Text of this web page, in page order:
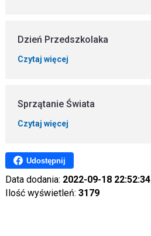
Dzień Przedszkolaka
Czytaj więcej
Sprzątanie Świata
Czytaj więcej
Udostępnij
Data dodania: 2022-09-18 22:52:34
Ilość wyświetleń: 3179